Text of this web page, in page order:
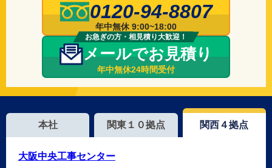
0120-94-8807
年中無休 9:00~18:00
お急ぎの方・相見積り大歓迎！
メールでお見積り
年中無休24時間受付
本社 関東１０拠点 関西４拠点
大阪中央工事センター